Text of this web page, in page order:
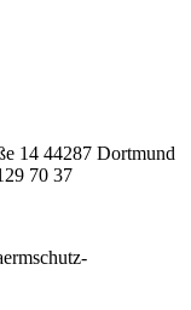
14 44287 Dortmund
70 37